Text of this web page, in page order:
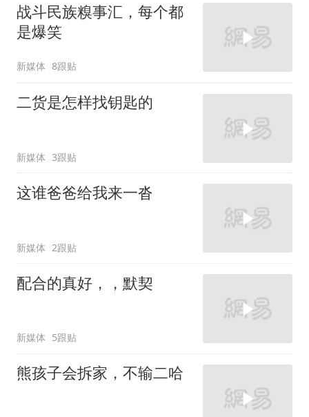
战斗民族糗事汇，每个都
是爆笑
新媒体 8跟贴
二货是怎样找钥匙的
新媒体 3跟贴
这谁爸爸给我来一沓
新媒体 2跟贴
配合的真好，，默契
新媒体 5跟贴
熊孩子会拆家，不输二哈